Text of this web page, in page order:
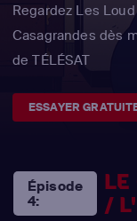
Regardez Les
Casagrandes dès
de TÉLÉSAT
ESSAYER
Épisode
4:
LE
/